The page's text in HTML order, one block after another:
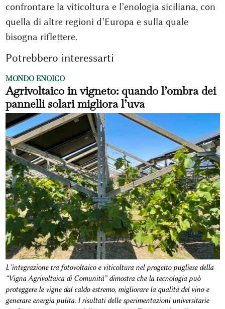
confrontare la viticoltura e l’enologia siciliana, con
quella di altre regioni d’Europa e sulla quale
bisogna riflettere.
Potrebbero interessarti
MONDO ENOICO
Agrivoltaico in vigneto: quando l’ombra dei
pannelli solari migliora l’uva
L’integrazione tra fotovoltaico e viticoltura nel progetto pugliese della
“Vigna Agrivoltaica di Comunità” dimostra che la tecnologia può
proteggere le vigne dal caldo estremo, migliorare la qualità del vino e
generare energia pulita. I risultati delle sperimentazioni universitarie